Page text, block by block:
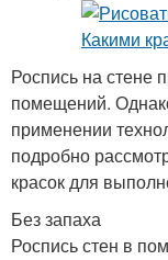
Роспись на стене
помещений.
применении
подробно
красок для
Без запаха
Роспись стен в